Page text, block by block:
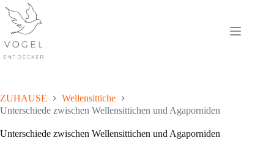
content
ZUHAUSE
Wellensittiche
Unterschiede zwischen Wellensittichen und Agaporniden
Unterschiede zwischen Wellensittichen und Agaporniden